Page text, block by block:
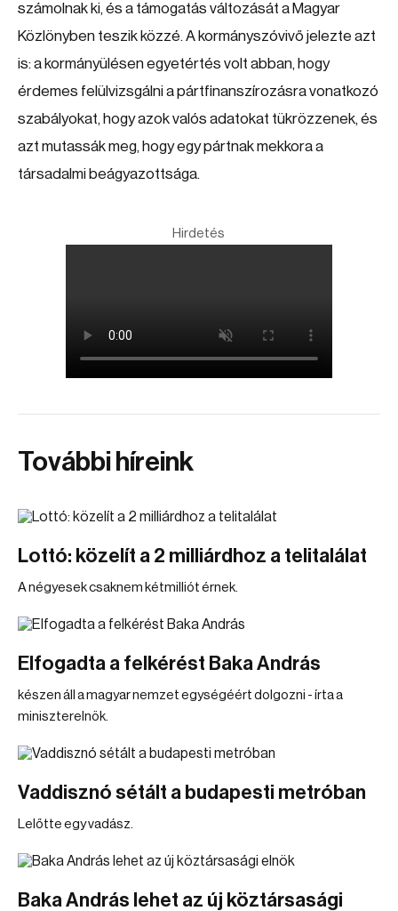
számolnak ki, és a támogatás változását a Magyar
Közlönyben teszik közzé. A kormányszóvivő jelezte azt
is: a kormányülésen egyetértés volt abban, hogy
érdemes felülvizsgálni a pártfinanszírozásra vonatkozó
szabályokat, hogy azok valós adatokat tükrözzenek, és
azt mutassák meg, hogy egy pártnak mekkora a
társadalmi beágyazottsága.
Hirdetés
További híreink
Lottó: közelít a 2 milliárdhoz a telitalálat
A négyesek csaknem kétmilliót érnek.
Elfogadta a felkérést Baka András
készen áll a magyar nemzet egységéért dolgozni - írta a
miniszterelnök.
Vaddisznó sétált a budapesti metróban
Lelőtte egy vadász.
Baka András lehet az új köztársasági